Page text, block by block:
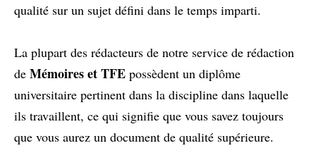
qualité sur un sujet défini dans le temps imparti.
La plupart des rédacteurs de notre service de rédaction
de Mémoires et TFE possèdent un diplôme
universitaire pertinent dans la discipline dans laquelle
ils travaillent, ce qui signifie que vous savez toujours
que vous aurez un document de qualité supérieure.